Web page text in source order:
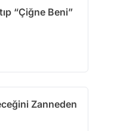
“Çiğne Beni”
Zanneden